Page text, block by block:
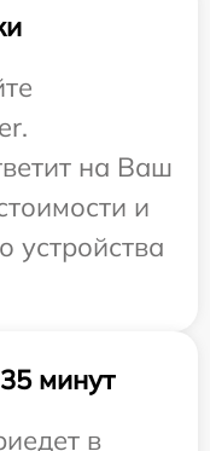
на Ваш
и
устройства
минут
в